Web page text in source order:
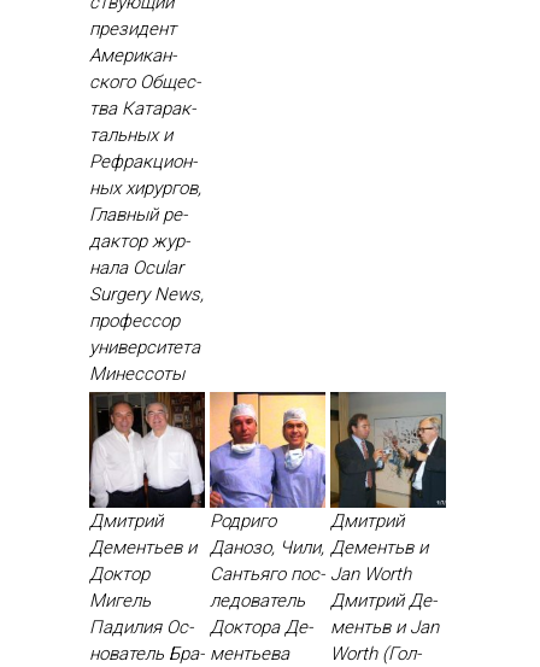
пре­зидент
Аме­рикан­
ско­го Об­щес­
тва Ка­тарак­
таль­ных и
Реф­ракци­он­
ных хи­рур­гов,
Глав­ный ре­
дак­тор жур­
на­ла Ocular
Surgery News,
про­фес­сор
уни­вер­си­тета
Ми­нес­со­ты
Дмитрий
Дементьев и
Доктор
Мигель
Падилия Ос­
но­ватель Бра­
Родриго
Данозо, Чили,
Сантьяго пос­
ле­дова­тель
Док­то­ра Де­
менть­ева
Дмитрий
Дементьв и
Jan Worth
Дмит­рий Де­
ментьв и Jan
Worth (Гол­